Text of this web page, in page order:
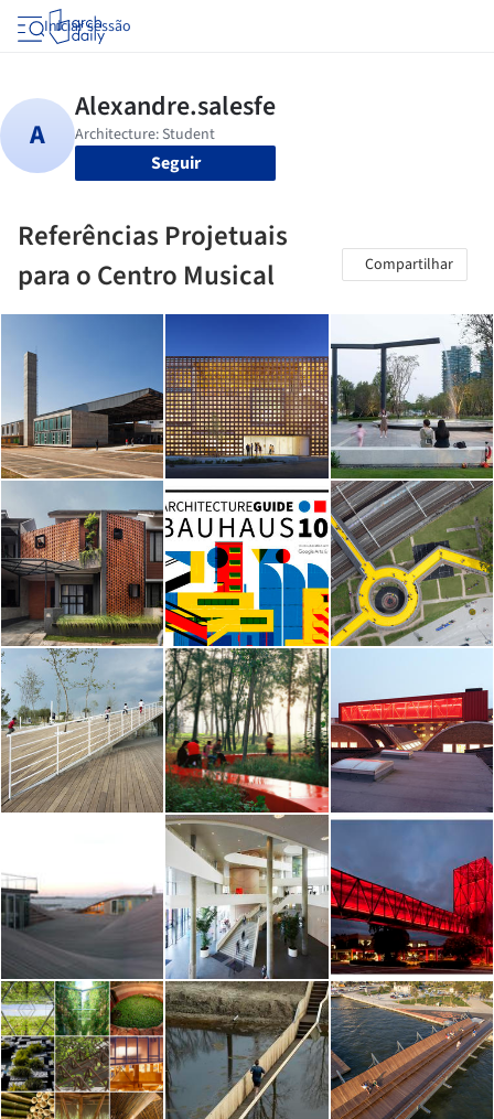
Iniciar sessão
Seguir
Referências Projetuais
para o Centro Musical
Compartilhar